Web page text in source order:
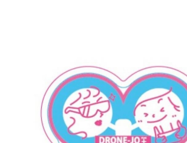
ドローンジョプラス公式ステッカー（